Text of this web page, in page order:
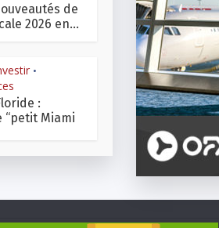
de
2026 en...
•
:
“petit Miami